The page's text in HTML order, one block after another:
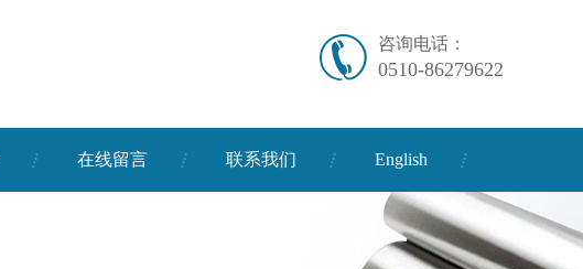
咨询电话：
0510-86279622
在线留言 联系我们 English